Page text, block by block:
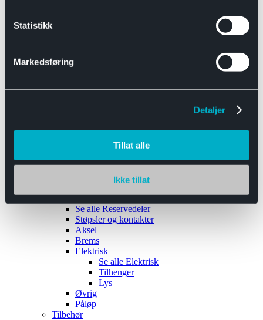
Statistikk
Markedsføring
Detaljer
Tillat alle
Ikke tillat
Båthengere
Reservedeler
Se alle Reservedeler
Støpsler og kontakter
Aksel
Brems
Elektrisk
Se alle Elektrisk
Tilhenger
Lys
Øvrig
Påløp
Tilbehør